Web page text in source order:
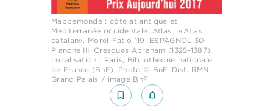
Mappemonde : côte atlantique et
Méditerranée occidentale. Atlas : «Atlas
catalan». Morel-Fatio 119. ESPAGNOL 30
Planche III. Cresques Abraham (1325-1387).
Localisation : Paris, Bibliothèque nationale
de France (BnF). Photo © BnF, Dist. RMN-
Grand Palais / image BnF
bookmark_border notifications_none_outlined